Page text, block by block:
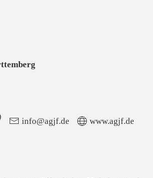
info@agjf.de www.agjf.de